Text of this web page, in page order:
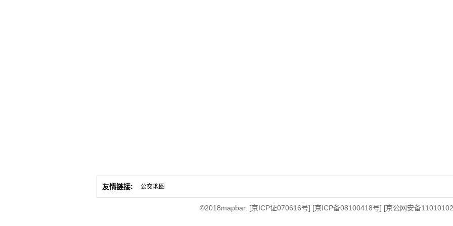
友情链接: 公交地图
©2018mapbar. [京ICP证070616号] [京ICP备08100418号] [京公网安备